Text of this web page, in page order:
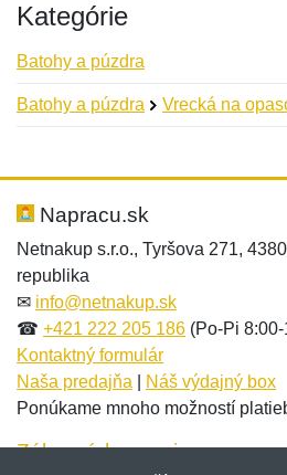
Kategórie
Batohy a púzdra
Batohy a púzdra Vrecká na
Hodnotenie:
Meno:*
E-mail:
Meno:
E-mail:*
Správa*
Napracu.sk
Netnakup s.r.o., Tyršova 271,
republika
✉ info@netnakup.sk
☎ +421 222 205 186 (Po-Pi
Kontaktný formulár
Naša predajňa
Náš výdajný box
Ponúkame mnoho možností
Zákaznícky servis